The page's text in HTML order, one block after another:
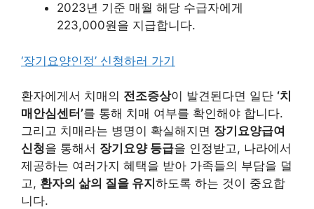
2023년 기준 매월 해당 수급자에게
223,000원을 지급합니다.
‘장기요양인정’ 신청하러 가기
환자에게서 치매의 전조증상이 발견된다면 일단 ‘치
매안심센터’를 통해 치매 여부를 확인해야 합니다.
그리고 치매라는 병명이 확실해지면 장기요양급여
신청을 통해서 장기요양 등급을 인정받고, 나라에서
제공하는 여러가지 혜택을 받아 가족들의 부담을 덜
고, 환자의 삶의 질을 유지 하도록 하는 것이 중요합
니다.